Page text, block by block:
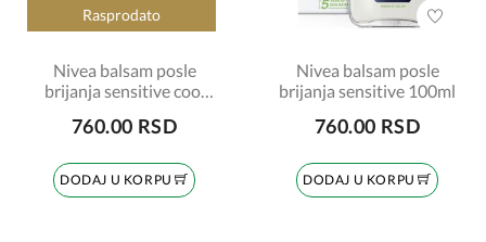
Rasprodato
Nivea balsam posle
brijanja sensitive cool
760.00 RSD
DODAJ U KORPU
Nivea balsam posle
brijanja sensitive 100ml
760.00 RSD
DODAJ U KORPU